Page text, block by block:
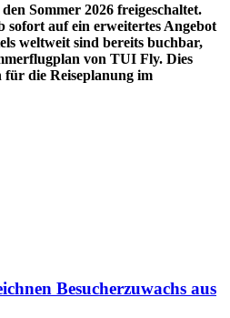
Sommer 2026 freigeschaltet.
sofort auf ein erweitertes Angebot
weltweit sind bereits buchbar,
von TUI Fly. Dies
die Reiseplanung im
Besucherzuwachs aus